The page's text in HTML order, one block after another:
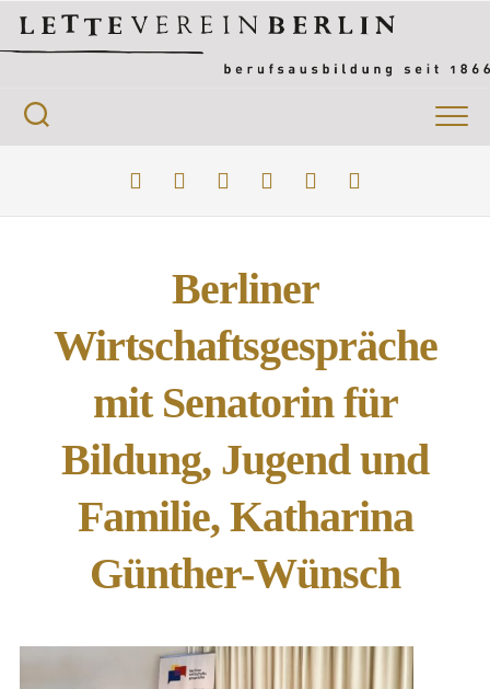
Berliner
Wirtschaftsgespräche
mit Senatorin für
Bildung, Jugend und
Familie, Katharina
Günther-Wünsch